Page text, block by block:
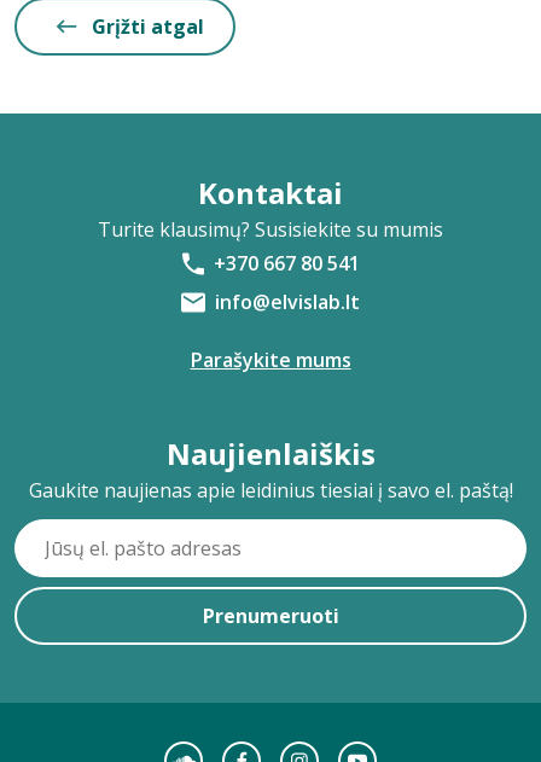
Grįžti atgal
Kontaktai
Turite klausimų? Susisiekite su mumis
+370 667 80 541
info@elvislab.lt
Parašykite mums
Naujienlaiškis
Gaukite naujienas apie leidinius tiesiai į savo el. paštą!
Prenumeruoti